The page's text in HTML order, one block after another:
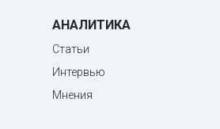
АНАЛИТИКА
Статьи
Интервью
Мнения